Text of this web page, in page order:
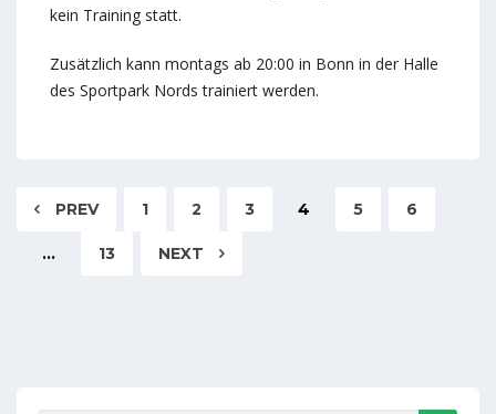
kein Training statt.
Zusätzlich kann montags ab 20:00 in Bonn in der Halle
des Sportpark Nords trainiert werden.
PREV 1 2 3 4 5 6
… 13 NEXT